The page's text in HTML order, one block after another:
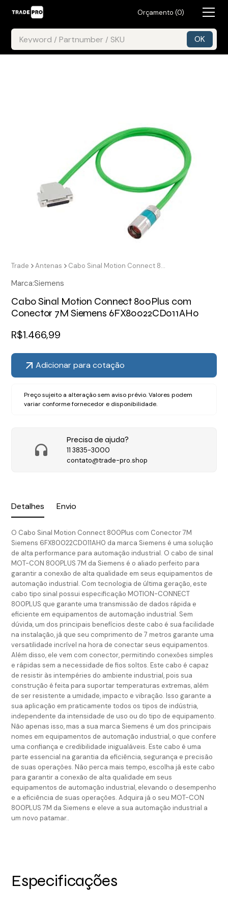
Orçamento (0)
Detalhes Envio
O Cabo Sinal Motion Connect 800Plus com Conector 7M
Siemens 6FX80022CD011AH0 da marca Siemens é uma solução
de alta performance para automação industrial. O cabo de sinal
MOT-CON 800PLUS 7M da Siemens é o aliado perfeito para
garantir a conexão de alta qualidade em seus equipamentos de
automação industrial. Com tecnologia de última geração, este
cabo tipo sinal possui especificação MOTION-CONNECT
800PLUS que garante uma transmissão de dados rápida e
eficiente em equipamentos de automação industrial. Sem
dúvida, um dos principais benefícios deste cabo é sua facilidade
na instalação, já que seu comprimento de 7 metros garante uma
versatilidade incrível na hora de conectar seus equipamentos.
Além disso, ele vem com conector, permitindo conexões simples
e rápidas sem a necessidade de fios soltos. Este cabo é capaz
de resistir às intempéries do ambiente industrial, pois sua
construção é feita para suportar temperaturas extremas, além
de ser resistente a umidade, impacto e vibração. Isso garante a
sua aplicação em praticamente todos os tipos de indústria,
independente da intensidade de uso ou do tipo de equipamento.
Não apenas isso, mas a sua marca Siemens é um dos principais
nomes em equipamentos de automação industrial, o que confere
uma confiança e credibilidade inigualáveis. Este cabo é uma
parte essencial na garantia da eficiência, segurança e precisão
de suas operações. Não perca mais tempo, escolha já este cabo
para garantir a conexão de alta qualidade em seus
equipamentos de automação industrial, elevando o desempenho
e a eficiência de suas operações. Adquira já o seu MOT-CON
800PLUS 7M da Siemens e eleve a sua automação industrial a
um novo patamar..
Trade Antenas Cabo Sinal Motion Connect 800Plus com Conector 7M Siemens 6FX80022CD011AH0
Marca:Siemens
Cabo Sinal Motion Connect 800Plus com
Conector 7M Siemens 6FX80022CD011AH0
R$1.466,99
Adicionar para cotação
Preço sujeito a alteração sem aviso prévio. Valores podem
variar conforme fornecedor e disponibilidade.
Precisa de ajuda?
11 3835-3000
contato@trade-pro.shop
Especificações